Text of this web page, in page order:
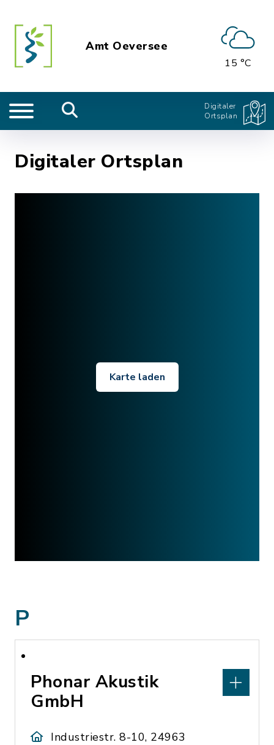
Amt Oeversee
15 °C
Digitaler
Ortsplan
Digitaler Ortsplan
Karte laden
P
Phonar Akustik
GmbH
Industriestr. 8-10, 24963